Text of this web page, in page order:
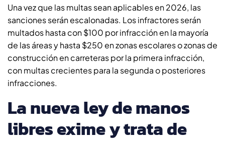
Una vez que las multas sean aplicables en 2026, las
sanciones serán escalonadas. Los infractores serán
multados hasta con $100 por infracción en la mayoría
de las áreas y hasta $250 en zonas escolares o zonas de
construcción en carreteras por la primera infracción,
con multas crecientes para la segunda o posteriores
infracciones.
La nueva ley de manos
libres exime y trata de